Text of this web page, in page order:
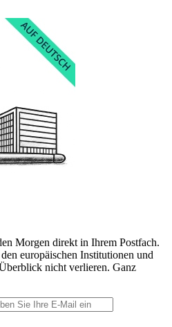
Morgen direkt in Ihrem Postfach.
europäischen Institutionen und
nicht verlieren. Ganz